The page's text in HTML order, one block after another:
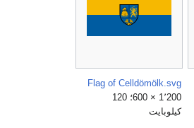
Flag of Celldömölk.svg
1٬200 × 600؛ 120
كيلوبايت